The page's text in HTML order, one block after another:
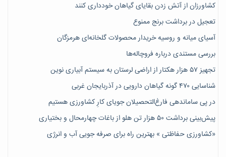
کشاورزان از آتش زدن بقایای گیاهان خودداری کنند
تعجیل در برداشت برنج ممنوع
آسیای میانه و روسیه خریدار محصولات گلخانه‌ای هرمزگان
بررسی مستندی درباره فروچاله‌ها
تجهیز ۵۷ هزار هکتار از اراضی لرستان به سیستم آبیاری نوین
شناسایی ۴۷٠ گونه گیاهان دارویی در آذربایجان غربی
در پی ساماندهی فارغ‌التحصیلان جویای کارِ کشاورزی هستیم
پیش‎‌بینی برداشت ۵۰ هزار تن هلو از باغات چهارمحال و بختیاری
«کشاورزی حفاظتی » بهترین راه برای صرفه جویی آب و انرژی